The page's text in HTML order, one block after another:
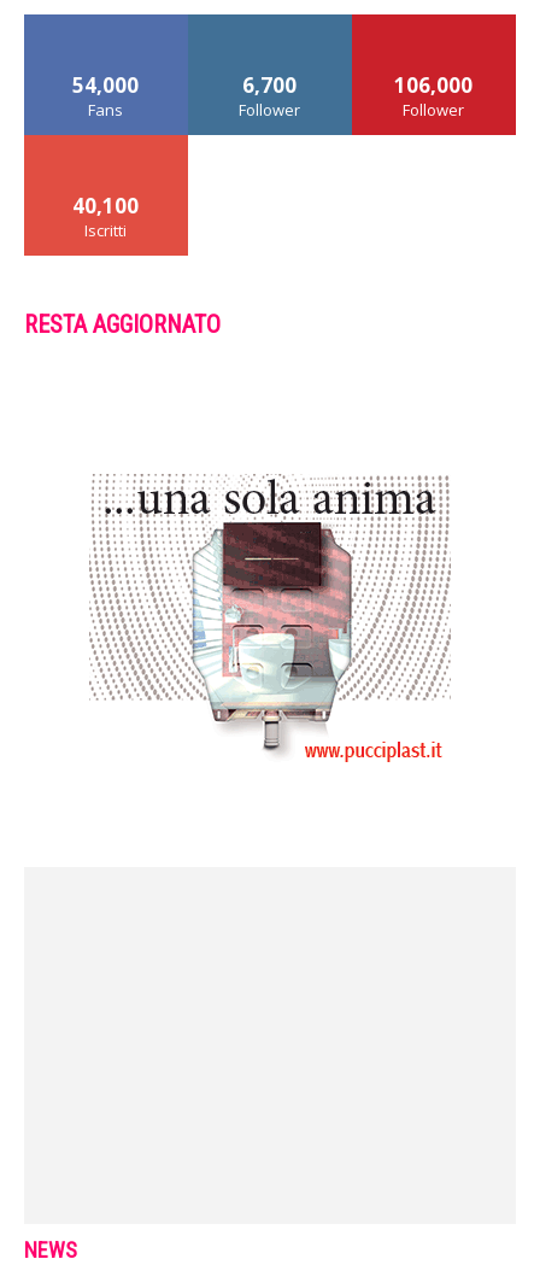
54,000
Fans
6,700
Follower
106,000
Follower
40,100
Iscritti
RESTA AGGIORNATO
NEWS